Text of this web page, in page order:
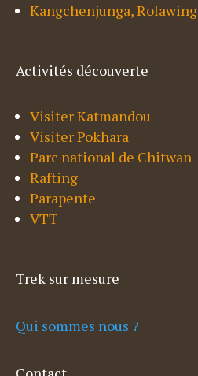
Kangchenjunga, Rolawing
Activités découverte
Visiter Katmandou
Visiter Pokhara
Parc national de Chitwan
Rafting
Parapente
VTT
Trek sur mesure
Qui sommes nous ?